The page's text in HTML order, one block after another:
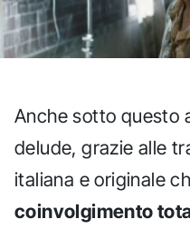
Anche sotto questo
delude, grazie alle
italiana e originale
coinvolgimento